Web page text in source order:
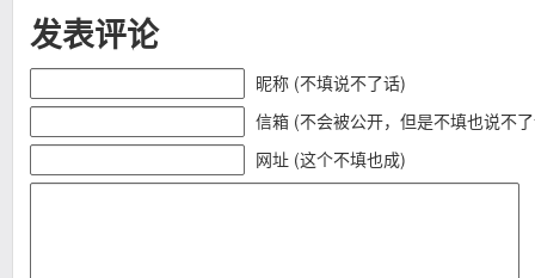
发表评论
昵称 (不填说不了话)
信箱 (不会被公开，但是不填也说不
网址 (这个不填也成)